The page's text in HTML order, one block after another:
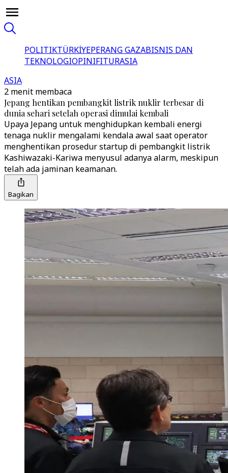
POLITIKTÜRKİYEPERANG GAZABISNIS DAN
TEKNOLOGIOPINIFITURASIA
ASIA
2 menit membaca
Jepang hentikan pembangkit listrik nuklir terbesar di
dunia sehari setelah operasi dimulai kembali
Upaya Jepang untuk menghidupkan kembali energi
tenaga nuklir mengalami kendala awal saat operator
menghentikan prosedur startup di pembangkit listrik
Kashiwazaki-Kariwa menyusul adanya alarm, meskipun
telah ada jaminan keamanan.
Bagikan